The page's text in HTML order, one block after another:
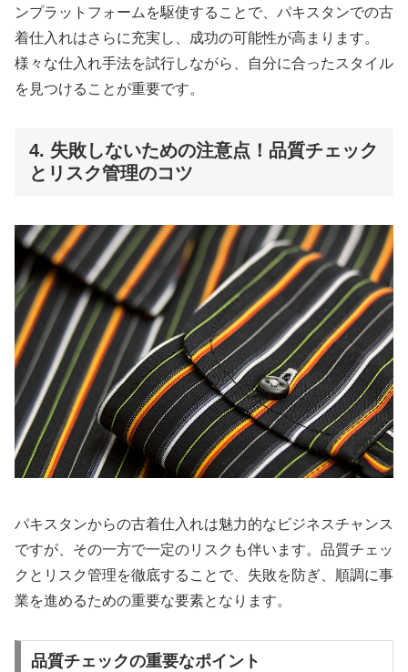
ンプラットフォームを駆使することで、パキスタンでの古
着仕入れはさらに充実し、成功の可能性が高まります。
様々な仕入れ手法を試行しながら、自分に合ったスタイル
を見つけることが重要です。
4. 失敗しないための注意点！品質チェック
とリスク管理のコツ
パキスタンからの古着仕入れは魅力的なビジネスチャンス
ですが、その一方で一定のリスクも伴います。品質チェッ
クとリスク管理を徹底することで、失敗を防ぎ、順調に事
業を進めるための重要な要素となります。
品質チェックの重要なポイント